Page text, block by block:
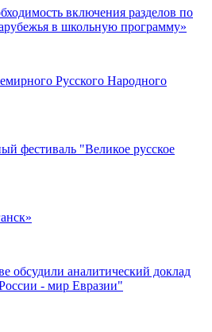
включения разделов по
в школьную программу»
Русского Народного
фестиваль "Великое русское
обсудили аналитический доклад
- мир Евразии"